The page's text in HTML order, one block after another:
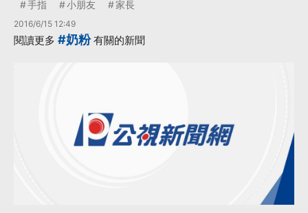
手指 小朋友 家長
2016/6/15 12:49
閱讀更多 #奶粉有關的新聞